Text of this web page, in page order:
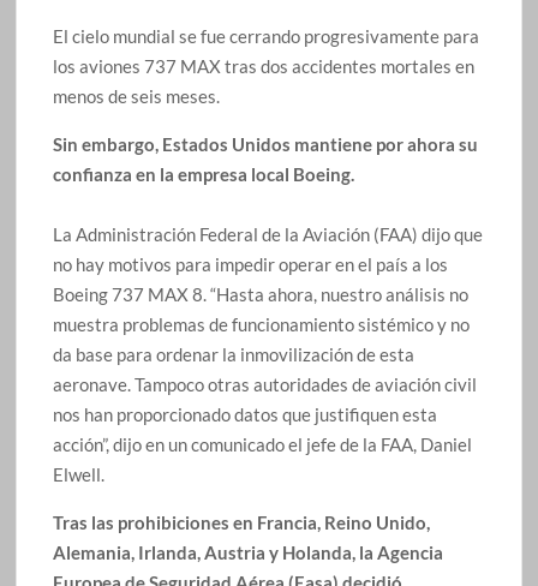
El cielo mundial se fue cerrando progresivamente para
los aviones 737 MAX tras dos accidentes mortales en
menos de seis meses.
Sin embargo, Estados Unidos mantiene por ahora su
confianza en la empresa local Boeing.
La Administración Federal de la Aviación (FAA) dijo que
no hay motivos para impedir operar en el país a los
Boeing 737 MAX 8. “Hasta ahora, nuestro análisis no
muestra problemas de funcionamiento sistémico y no
da base para ordenar la inmovilización de esta
aeronave. Tampoco otras autoridades de aviación civil
nos han proporcionado datos que justifiquen esta
acción”, dijo en un comunicado el jefe de la FAA, Daniel
Elwell.
Tras las prohibiciones en Francia, Reino Unido,
Alemania, Irlanda, Austria y Holanda, la Agencia